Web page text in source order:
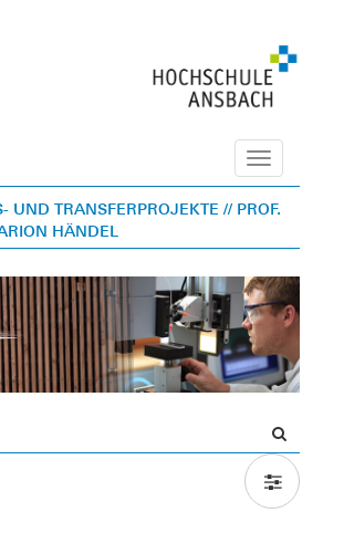
Navigation
UND TRANSFERPROJEKTE // PROF.
HÄNDEL